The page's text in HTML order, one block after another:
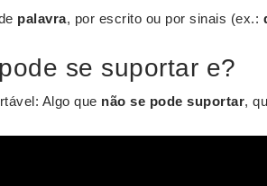
palavra, por escrito ou por sinais (ex.:
se suportar e?
Algo que não se pode suportar,